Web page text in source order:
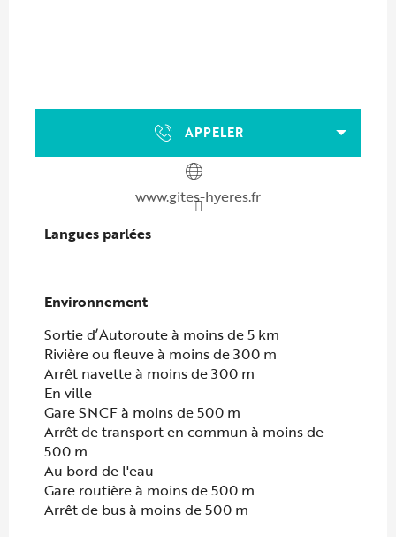
APPELER
www.gites-hyeres.fr
Langues parlées
Langues parlées
Environnement
Environnement
Sortie d’Autoroute à moins de 5 km
Rivière ou fleuve à moins de 300 m
Arrêt navette à moins de 300 m
En ville
Gare SNCF à moins de 500 m
Arrêt de transport en commun à moins de
500 m
Au bord de l'eau
Gare routière à moins de 500 m
Arrêt de bus à moins de 500 m